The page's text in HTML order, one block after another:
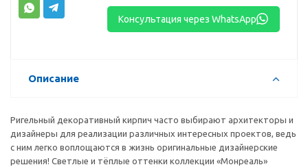
Консультация через WhatsApp
Описание
Ригельный декоративный кирпич часто выбирают архитекторы и
дизайнеры для реализации различных интересных проектов, ведь
с ним легко воплощаются в жизнь оригинальные дизайнерские
решения! Светлые и тёплые оттенки коллекции «Монреаль»